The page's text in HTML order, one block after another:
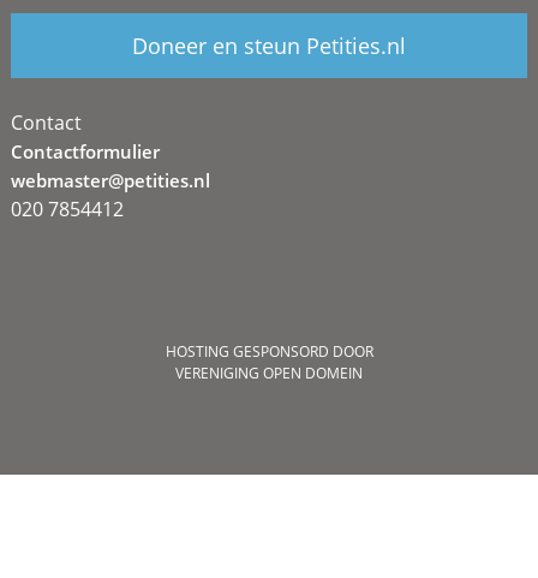
Doneer en steun Petities.nl
Contact
Contactformulier
webmaster@petities.nl
020 7854412
HOSTING GESPONSORD DOOR
VERENIGING OPEN DOMEIN